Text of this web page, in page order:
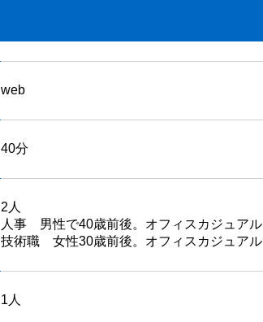
web
40分
2人
人事 男性で40歳前後。オフィスカジュアル
技術職 女性30歳前後。オフィスカジュアル
1人